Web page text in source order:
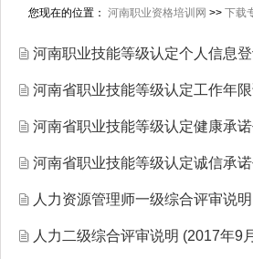
您现在的位置： 河南职业资格培训网 >> 下载
河南职业技能等级认定个人信息
河南省职业技能等级认定工作年
河南省职业技能等级认定健康承
河南省职业技能等级认定诚信承
人力资源管理师一级综合评审说明
人力二级综合评审说明 (2017年9